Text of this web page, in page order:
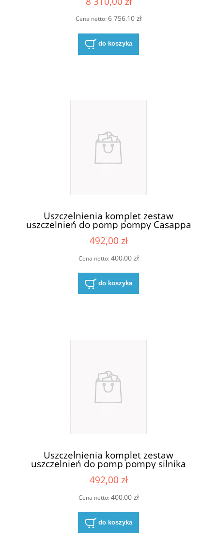
Cena netto:6 756,10 zł
do koszyka
Uszczelnienia komplet zestaw
uszczelnień do pomp pompy Casappa
KP30-84E4-S/D
492,00 zł
Cena netto:400,00 zł
do koszyka
Uszczelnienia komplet zestaw
uszczelnień do pomp pompy silnika
Casappa KP30-83E3-R/B/L
492,00 zł
Cena netto:400,00 zł
do koszyka